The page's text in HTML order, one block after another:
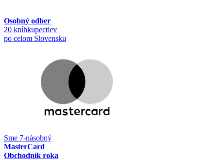
Osobný odber
20 kníhkupectiev
po celom Slovensku
Sme 7-násobný
MasterCard
Obchodník roka